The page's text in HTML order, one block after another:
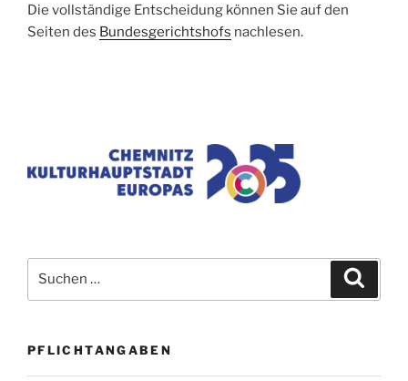
Die vollständige Entscheidung können Sie auf den
Seiten des Bundesgerichtshofs nachlesen.
nach:
PFLICHTANGABEN